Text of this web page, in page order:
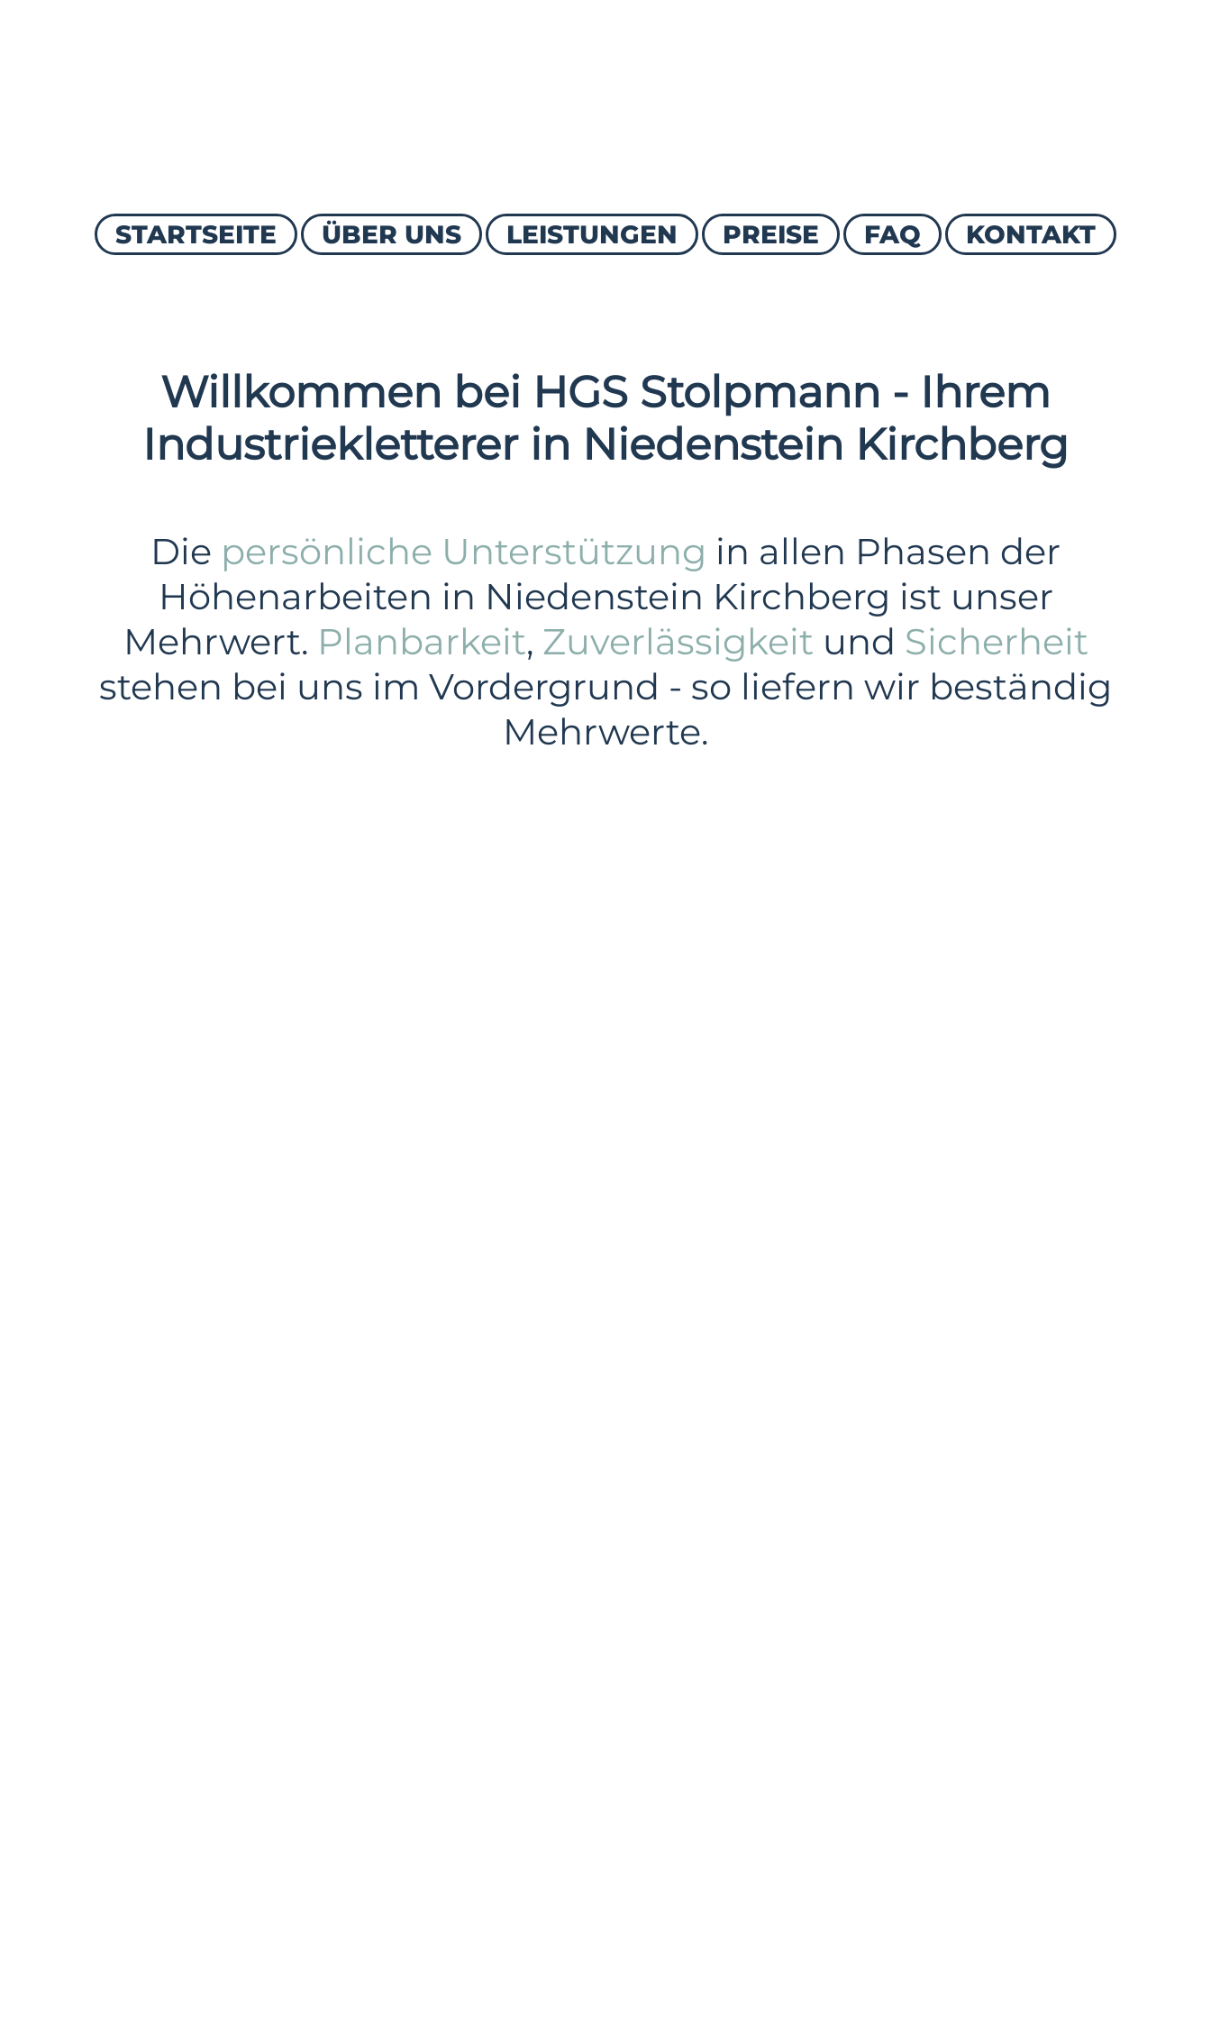
STARTSEITE ÜBER UNS LEISTUNGEN PREISE FAQ KONTAKT
Willkommen bei HGS Stolpmann - Ihrem
Industriekletterer in Niedenstein Kirchberg
Die persönliche Unterstützung in allen Phasen der
Höhenarbeiten in Niedenstein Kirchberg ist unser
Mehrwert. Planbarkeit, Zuverlässigkeit und Sicherheit
stehen bei uns im Vordergrund - so liefern wir beständig
Mehrwerte.